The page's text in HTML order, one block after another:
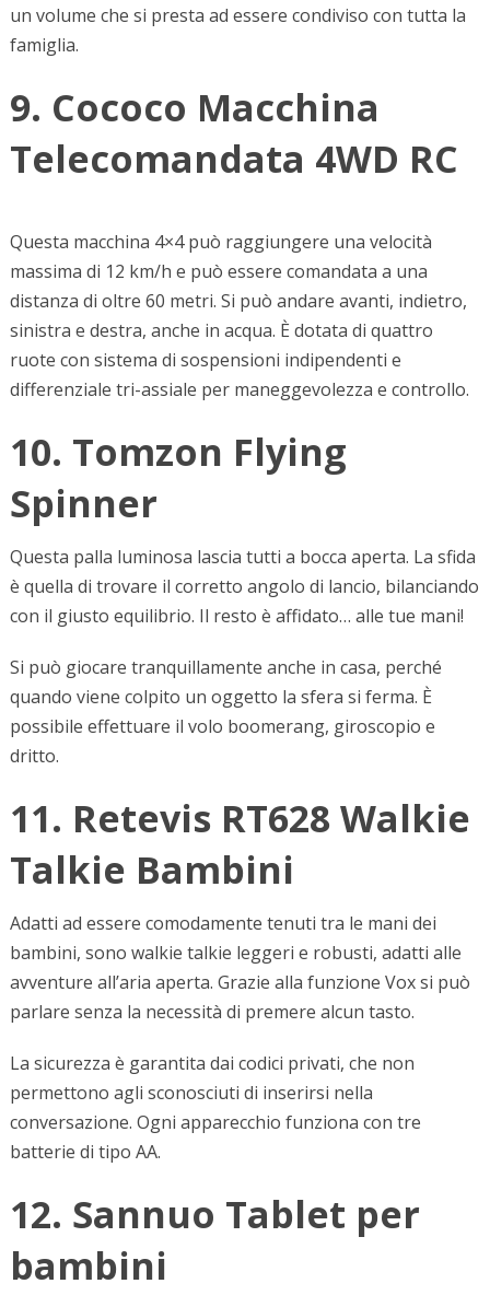
un volume che si presta ad essere condiviso con tutta la
famiglia.
9. Cococo Macchina
Telecomandata 4WD RC
Questa macchina 4×4 può raggiungere una velocità
massima di 12 km/h e può essere comandata a una
distanza di oltre 60 metri. Si può andare avanti, indietro,
sinistra e destra, anche in acqua. È dotata di quattro
ruote con sistema di sospensioni indipendenti e
differenziale tri-assiale per maneggevolezza e controllo.
10. Tomzon Flying
Spinner
Questa palla luminosa lascia tutti a bocca aperta. La sfida
è quella di trovare il corretto angolo di lancio, bilanciando
con il giusto equilibrio. Il resto è affidato… alle tue mani!
Si può giocare tranquillamente anche in casa, perché
quando viene colpito un oggetto la sfera si ferma. È
possibile effettuare il volo boomerang, giroscopio e
dritto.
11. Retevis RT628 Walkie
Talkie Bambini
Adatti ad essere comodamente tenuti tra le mani dei
bambini, sono walkie talkie leggeri e robusti, adatti alle
avventure all’aria aperta. Grazie alla funzione Vox si può
parlare senza la necessità di premere alcun tasto.
La sicurezza è garantita dai codici privati, che non
permettono agli sconosciuti di inserirsi nella
conversazione. Ogni apparecchio funziona con tre
batterie di tipo AA.
12. Sannuo Tablet per
bambini